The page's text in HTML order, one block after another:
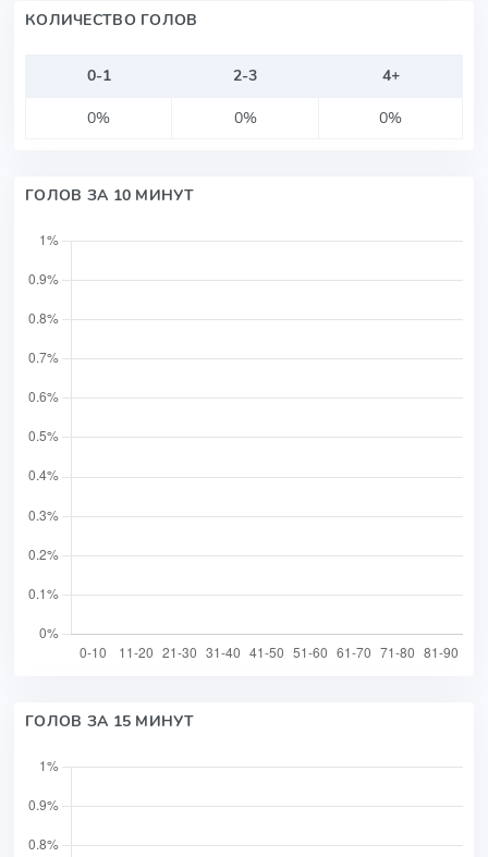
КОЛИЧЕСТВО ГОЛОВ
0-1 2-3
4+
0%
0% 0%
ГОЛОВ ЗА 10 МИНУТ
ГОЛОВ ЗА 15 МИНУТ